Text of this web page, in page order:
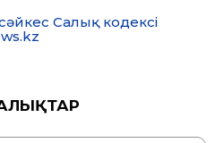
Салық кодексі